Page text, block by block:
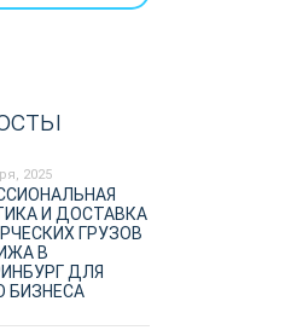
2025
И ДОСТАВКА
ГРУЗОВ
В
ДЛЯ
БИЗНЕСА